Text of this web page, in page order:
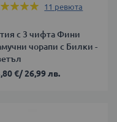
11 ревюта
с 3 чифта Фини
чорапи с Билки -
€/26,99 лв.